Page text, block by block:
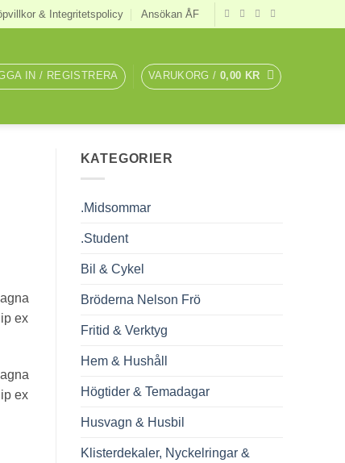
& Integritetspolicy Ansökan ÅF
IN / REGISTRERA VARUKORG / 0,00 KR
ex
ex
KATEGORIER
.Midsommar
.Student
Bil & Cykel
Bröderna Nelson Frö
Fritid & Verktyg
Hem & Hushåll
Högtider & Temadagar
Husvagn & Husbil
Klisterdekaler, Nyckelringar &